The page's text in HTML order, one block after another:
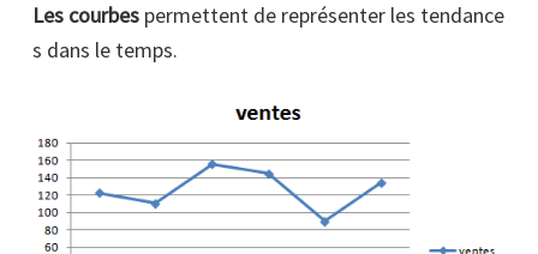
Les courbes permettent de représenter les tendance
s dans le temps.